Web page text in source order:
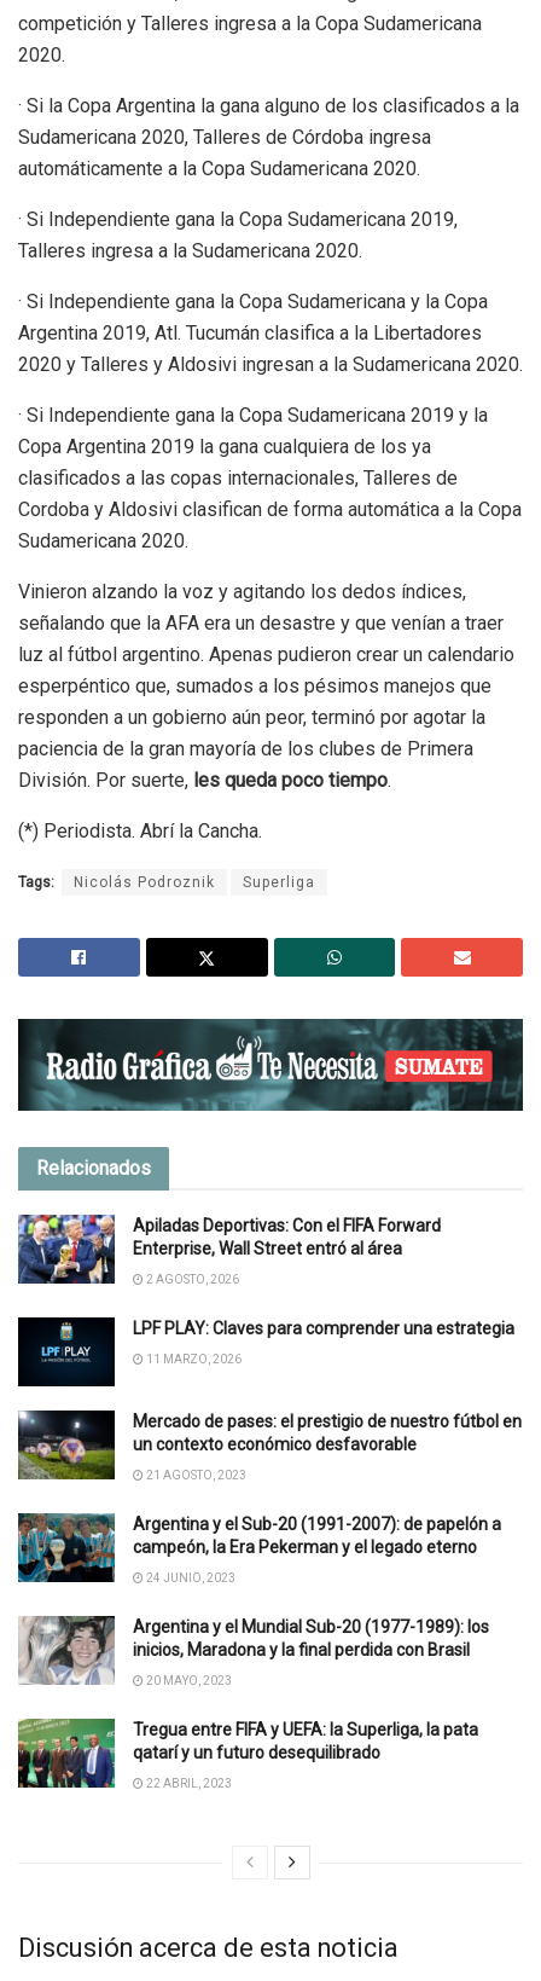
competición y Talleres ingresa a la Copa Sudamericana
2020.
· Si la Copa Argentina la gana alguno de los clasificados a la
Sudamericana 2020, Talleres de Córdoba ingresa
automáticamente a la Copa Sudamericana 2020.
· Si Independiente gana la Copa Sudamericana 2019,
Talleres ingresa a la Sudamericana 2020.
· Si Independiente gana la Copa Sudamericana y la Copa
Argentina 2019, Atl. Tucumán clasifica a la Libertadores
2020 y Talleres y Aldosivi ingresan a la Sudamericana 2020.
· Si Independiente gana la Copa Sudamericana 2019 y la
Copa Argentina 2019 la gana cualquiera de los ya
clasificados a las copas internacionales, Talleres de
Cordoba y Aldosivi clasifican de forma automática a la Copa
Sudamericana 2020.
Vinieron alzando la voz y agitando los dedos índices,
señalando que la AFA era un desastre y que venían a traer
luz al fútbol argentino. Apenas pudieron crear un calendario
esperpéntico que, sumados a los pésimos manejos que
responden a un gobierno aún peor, terminó por agotar la
paciencia de la gran mayoría de los clubes de Primera
División. Por suerte, les queda poco tiempo.
(*) Periodista. Abrí la Cancha.
Tags: Nicolás Podroznik Superliga
Relacionados
Apiladas Deportivas: Con el FIFA Forward
Enterprise, Wall Street entró al área
2 AGOSTO, 2026
LPF PLAY: Claves para comprender una estrategia
11 MARZO, 2026
Mercado de pases: el prestigio de nuestro fútbol en
un contexto económico desfavorable
21 AGOSTO, 2023
Argentina y el Sub-20 (1991-2007): de papelón a
campeón, la Era Pekerman y el legado eterno
24 JUNIO, 2023
Argentina y el Mundial Sub-20 (1977-1989): los
inicios, Maradona y la final perdida con Brasil
20 MAYO, 2023
Tregua entre FIFA y UEFA: la Superliga, la pata
qatarí y un futuro desequilibrado
22 ABRIL, 2023
Discusión acerca de esta noticia